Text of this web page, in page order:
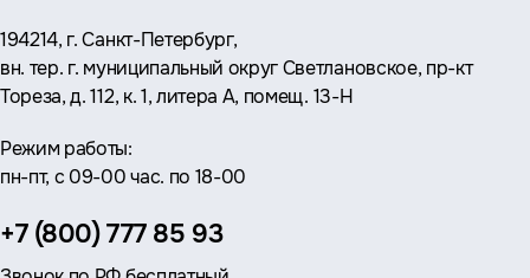
Адрес:
194214, г. Санкт-Петербург,
вн. тер. г. муниципальный округ Светлановское, пр-кт
Тореза, д. 112, к. 1, литера А, помещ. 13-Н
Режим работы:
пн-пт, с 09-00 час. по 18-00
Телефон:
+7 (800) 777 85 93